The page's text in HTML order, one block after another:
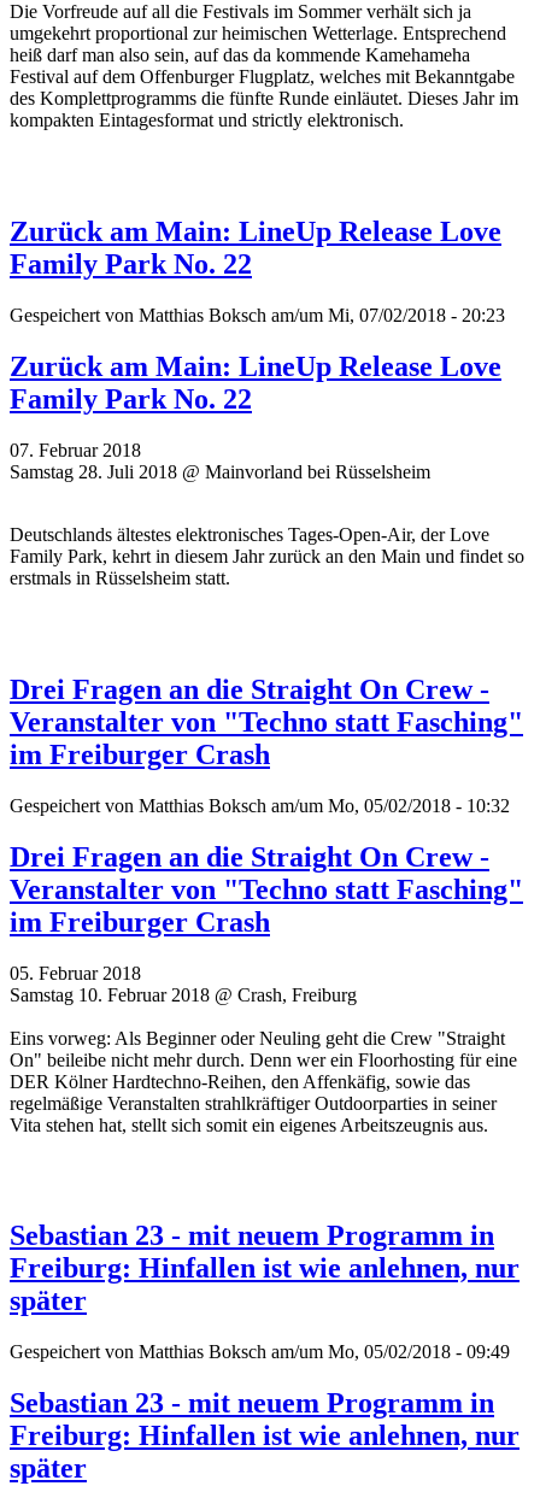
Die Vorfreude auf all die Festivals im Sommer verhält sich ja
umgekehrt proportional zur heimischen Wetterlage. Entsprechend
heiß darf man also sein, auf das da kommende Kamehameha
Festival auf dem Offenburger Flugplatz, welches mit Bekanntgabe
des Komplettprogramms die fünfte Runde einläutet. Dieses Jahr im
kompakten Eintagesformat und strictly elektronisch.
Zurück am Main: LineUp Release Love
Family Park No. 22
Gespeichert von Matthias Boksch am/um Mi, 07/02/2018 - 20:23
Zurück am Main: LineUp Release Love
Family Park No. 22
07. Februar 2018
Samstag 28. Juli 2018 @ Mainvorland bei Rüsselsheim
Deutschlands ältestes elektronisches Tages-Open-Air, der Love
Family Park, kehrt in diesem Jahr zurück an den Main und findet so
erstmals in Rüsselsheim statt.
Drei Fragen an die Straight On Crew -
Veranstalter von "Techno statt Fasching"
im Freiburger Crash
Gespeichert von Matthias Boksch am/um Mo, 05/02/2018 - 10:32
Drei Fragen an die Straight On Crew -
Veranstalter von "Techno statt Fasching"
im Freiburger Crash
05. Februar 2018
Samstag 10. Februar 2018 @ Crash, Freiburg
Eins vorweg: Als Beginner oder Neuling geht die Crew "Straight
On" beileibe nicht mehr durch. Denn wer ein Floorhosting für eine
DER Kölner Hardtechno-Reihen, den Affenkäfig, sowie das
regelmäßige Veranstalten strahlkräftiger Outdoorparties in seiner
Vita stehen hat, stellt sich somit ein eigenes Arbeitszeugnis aus.
Sebastian 23 - mit neuem Programm in
Freiburg: Hinfallen ist wie anlehnen, nur
später
Gespeichert von Matthias Boksch am/um Mo, 05/02/2018 - 09:49
Sebastian 23 - mit neuem Programm in
Freiburg: Hinfallen ist wie anlehnen, nur
später